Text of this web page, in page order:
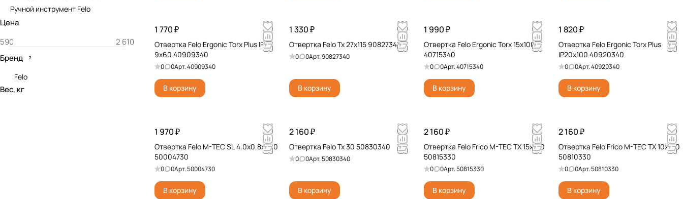
1 770 ₽
Отвертка Felo Ergonic Torx Plus IP
9x60 40909340
0 0Арт.40909340
В корзину
1 330 ₽
Отвертка Felo Tx 27x115 90827340
0 0Арт.90827340
В корзину
1 990 ₽
Отвертка Felo Ergonic Torx 15х100
40715340
0 0Арт.40715340
В корзину
1 820 ₽
Отвертка Felo Ergonic Torx Plus
IP20x100 40920340
0 0Арт.40920340
В корзину
1 970 ₽
Отвертка Felo M-TEC SL 4.0x0.8x200
50004730
0 0Арт.50004730
В корзину
2 160 ₽
Отвертка Felo Tx 30 50830340
0 0Арт.50830340
В корзину
2 160 ₽
Отвертка Felo Frico M-TEC TX 15x100
50815330
0 0Арт.50815330
В корзину
2 160 ₽
Отвертка Felo Frico M-TEC TX 10x100
50810330
0 0Арт.50810330
В корзину
Ручной инструмент Felo
Цена
Бренд ?
Felo
Вес, кг